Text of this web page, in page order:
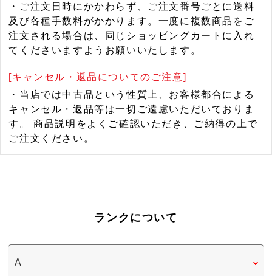
・ご注文日時にかかわらず、ご注文番号ごとに送料
及び各種手数料がかかります。一度に複数商品をご
注文される場合は、同じショッピングカートに入れ
てくださいますようお願いいたします。
[キャンセル・返品についてのご注意]
・当店では中古品という性質上、お客様都合による
キャンセル・返品等は一切ご遠慮いただいておりま
す。 商品説明をよくご確認いただき、ご納得の上で
ご注文ください。
ランクについて